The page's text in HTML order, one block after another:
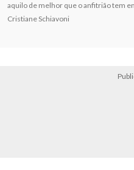
aquilo de melhor que o anfitrião tem
Cristiane Schiavoni